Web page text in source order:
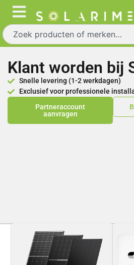
Klant worden bij
Snelle levering (1-2 werkdagen)
Exclusief voor professionele
Partneraccount
aanvragen